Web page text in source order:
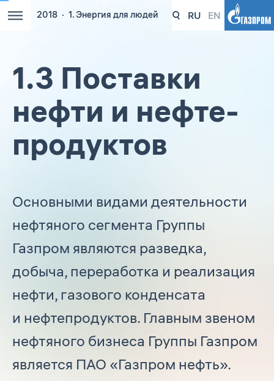
2018 1. Энергия для людей RU EN
1.3 Поставки
нефти и нефте­
продуктов
Основными видами деятельности
нефтяного сегмента Группы
Газпром являются разведка,
добыча, переработка и реализация
нефти, газового конденсата
и нефтепродуктов. Главным звеном
нефтяного бизнеса Группы Газпром
является ПАО «Газпром нефть».